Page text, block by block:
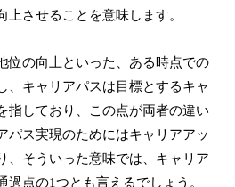
上させることを意味します。
位の向上といった、ある時点での
、キャリアパスは目標とするキャ
指しており、この点が両者の違い
パス実現のためにはキャリアアッ
、そういった意味では、キャリア
過点の1つとも言えるでしょう。